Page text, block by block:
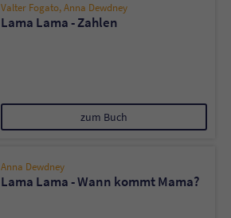
Valter Fogato,Anna Dewdney
Lama Lama - Zahlen
zum Buch
Anna Dewdney
Lama Lama - Wann kommt Mama?